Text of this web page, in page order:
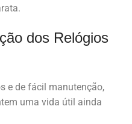
dos Relógios
e de fácil manutenção,
uma vida útil ainda